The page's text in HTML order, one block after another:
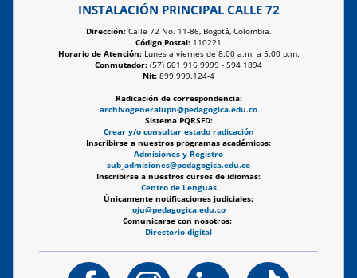
INSTALACIÓN PRINCIPAL CALLE 72
Dirección:Calle 72 No. 11-86, Bogotá, Colombia.
Código Postal: 110221
Horario de Atención:Lunes a viernes de 8:00 a.m. a 5:00 p.m.
Conmutador: (57) 601 916 9999 - 594 1894
Nit: 899.999.124-4
Radicación de correspondencia:
archivogeneralupn@pedagogica.edu.co
Sistema PQRSFD:
Crear y/o consultar estado radicación
Inscribirse a nuestros programas académicos:
Admisiones y Registro
sub_admisiones@pedagogica.edu.co
Inscribirse a nuestros cursos de idiomas:
Centro de Lenguas
Únicamente notificaciones judiciales:
oju@pedagogica.edu.co
Comunicarse con nosotros:
Directorio digital